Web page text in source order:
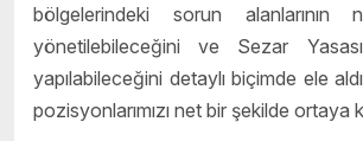
bölgelerindeki sorun alanlarının
yönetilebileceğini ve Sezar
yapılabileceğini detaylı biçimde ele
pozisyonlarımızı net bir şekilde ortaya